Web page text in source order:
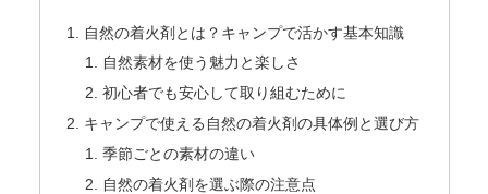
自然の着火剤とは？キャンプで活かす基本知識
自然素材を使う魅力と楽しさ
初心者でも安心して取り組むために
キャンプで使える自然の着火剤の具体例と選び方
季節ごとの素材の違い
自然の着火剤を選ぶ際の注意点